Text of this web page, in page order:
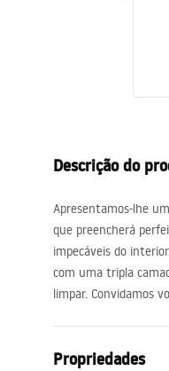
Chuveiros
Acessórios
acessórios
Descrição do
Apresentamos-lhe
que preencherá
impecáveis ​​do
com uma tripla
limpar. Convidamos
Propriedades